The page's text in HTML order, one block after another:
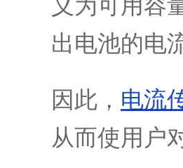
义为可用容
出电池的电
因此， 电流
从而使用户